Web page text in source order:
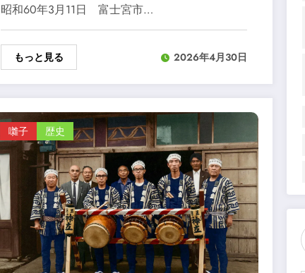
昭和60年3月11日 富士宮市…
もっと見る 2026年4月30日
囃子 歴史